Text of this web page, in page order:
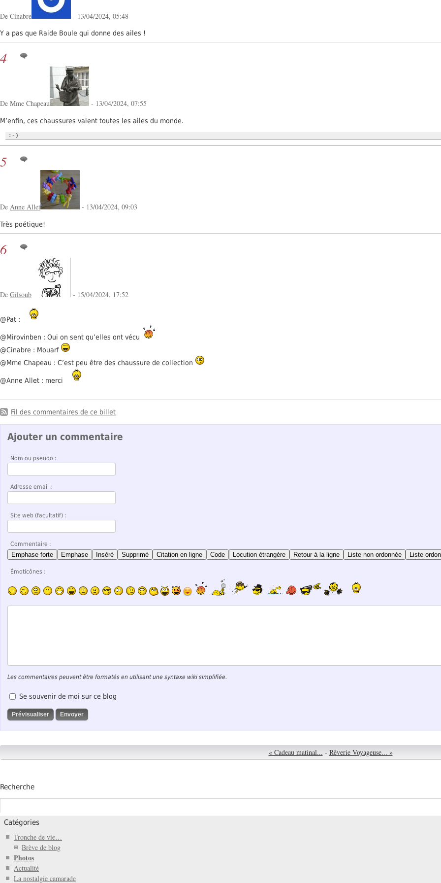
De Cinabre - 13/04/2024, 05:48
Y a pas que Raide Boule qui donne des ailes !
4
De Mme Chapeau - 13/04/2024, 07:55
M’enfin, ces chaussures valent toutes les ailes du monde.
:-)
5
De Anne Allet - 13/04/2024, 09:03
Très poétique!
6
De Gilsoub - 15/04/2024, 17:52
@Pat :
@Mirovinben : Oui on sent qu’elles ont vécu
@Cinabre : Mouarf
@Mme Chapeau : C’est peu être des chaussure de collection
@Anne Allet : merci
Fil des commentaires de ce billet
Ajouter un commentaire
Nom ou pseudo :
Adresse email :
Site web (facultatif) :
Commentaire :
Emphase forte Emphase Inséré Supprimé Citation en ligne Code Locution étrangère Retour à la ligne Liste non ordonnée Liste
Émoticônes :
Les commentaires peuvent être formatés en utilisant une syntaxe wiki simplifiée.
Se souvenir de moi sur ce blog
« Cadeau matinal... - Rêverie Voyageuse... »
Recherche
Catégories
Tronche de vie…
Brève de blog
Photos
Actualité
La nostalgie camarade